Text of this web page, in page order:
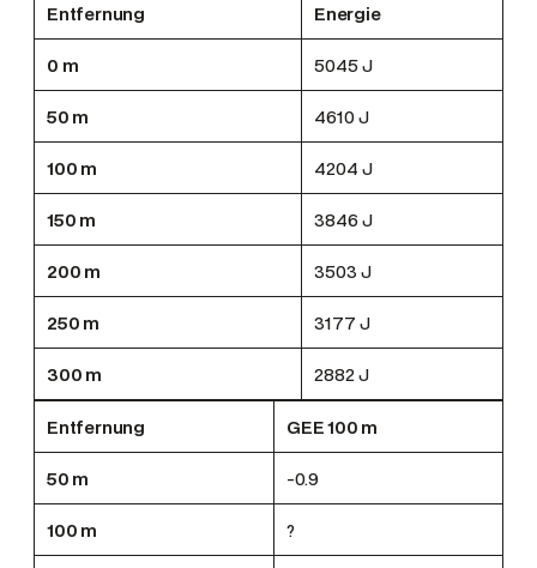
Entfernung Energie
0 m 5045 J
50 m 4610 J
100 m 4204 J
150 m 3846 J
200 m 3503 J
250 m 3177 J
300 m 2882 J
Entfernung GEE 100 m
50 m -0.9
100 m ?